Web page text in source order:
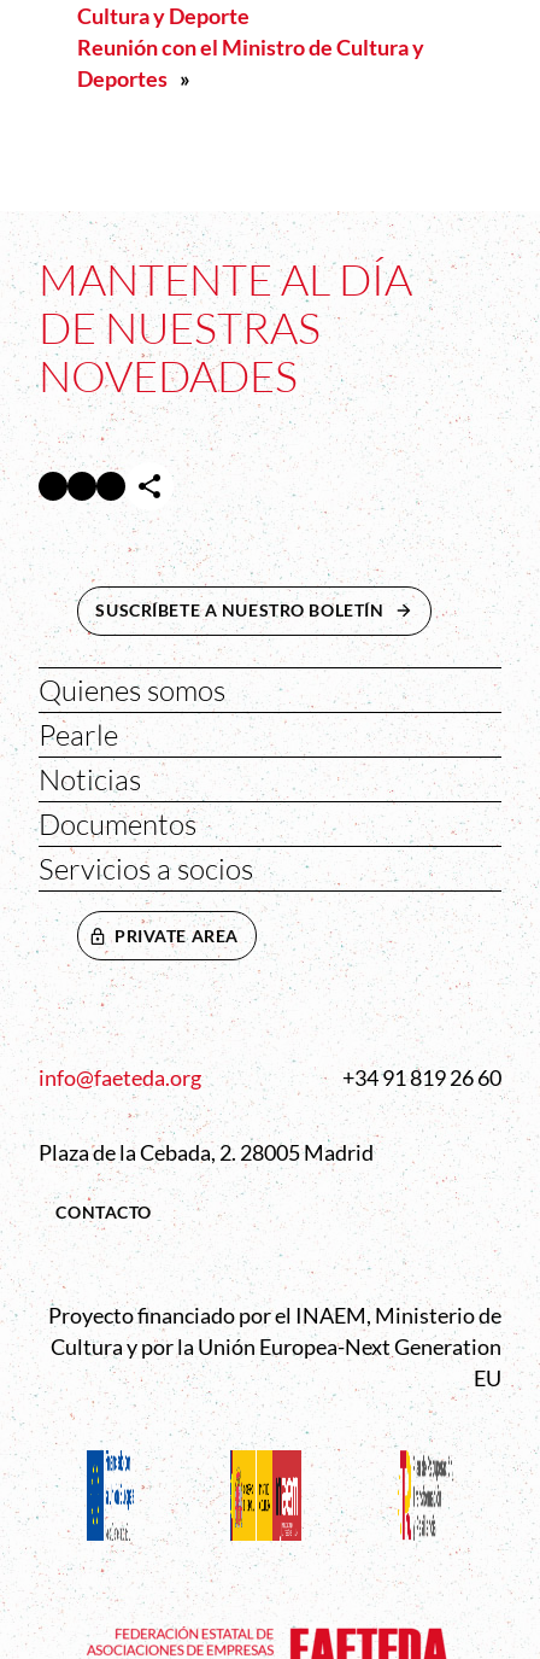
Cultura y Deporte
Reunión con el Ministro de Cultura y
Deportes »
MANTENTE AL DÍA
DE NUESTRAS
NOVEDADES
Facebook Abre en nueva ventana
Twitter Abre en nueva ventana
InstagramAbre en nueva ventana
SUSCRÍBETE A NUESTRO BOLETÍN ABRE EN NUEVA
Quienes somos
Pearle
Noticias
Documentos
Servicios a socios
PRIVATE AREA
info@faeteda.org +34 91 819 26 60
Plaza de la Cebada, 2. 28005 Madrid
CONTACTO
Proyecto financiado por el INAEM, Ministerio de
Cultura y por la Unión Europea-Next Generation
EU